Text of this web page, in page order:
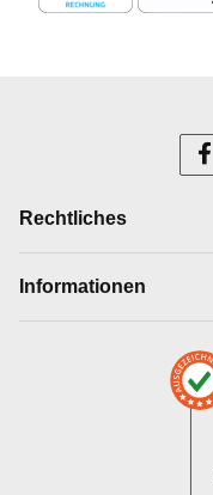
Rechtliches
Informationen